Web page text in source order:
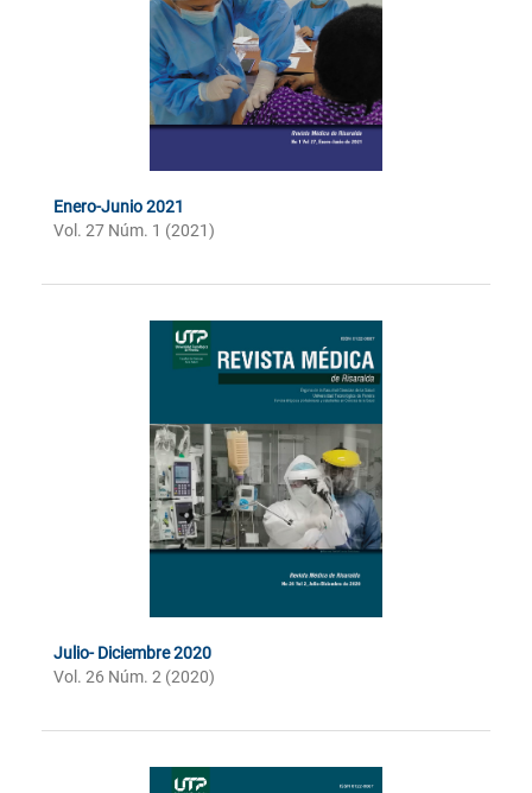
Enero-Junio 2021
Vol. 27 Núm. 1 (2021)
Julio- Diciembre 2020
Vol. 26 Núm. 2 (2020)